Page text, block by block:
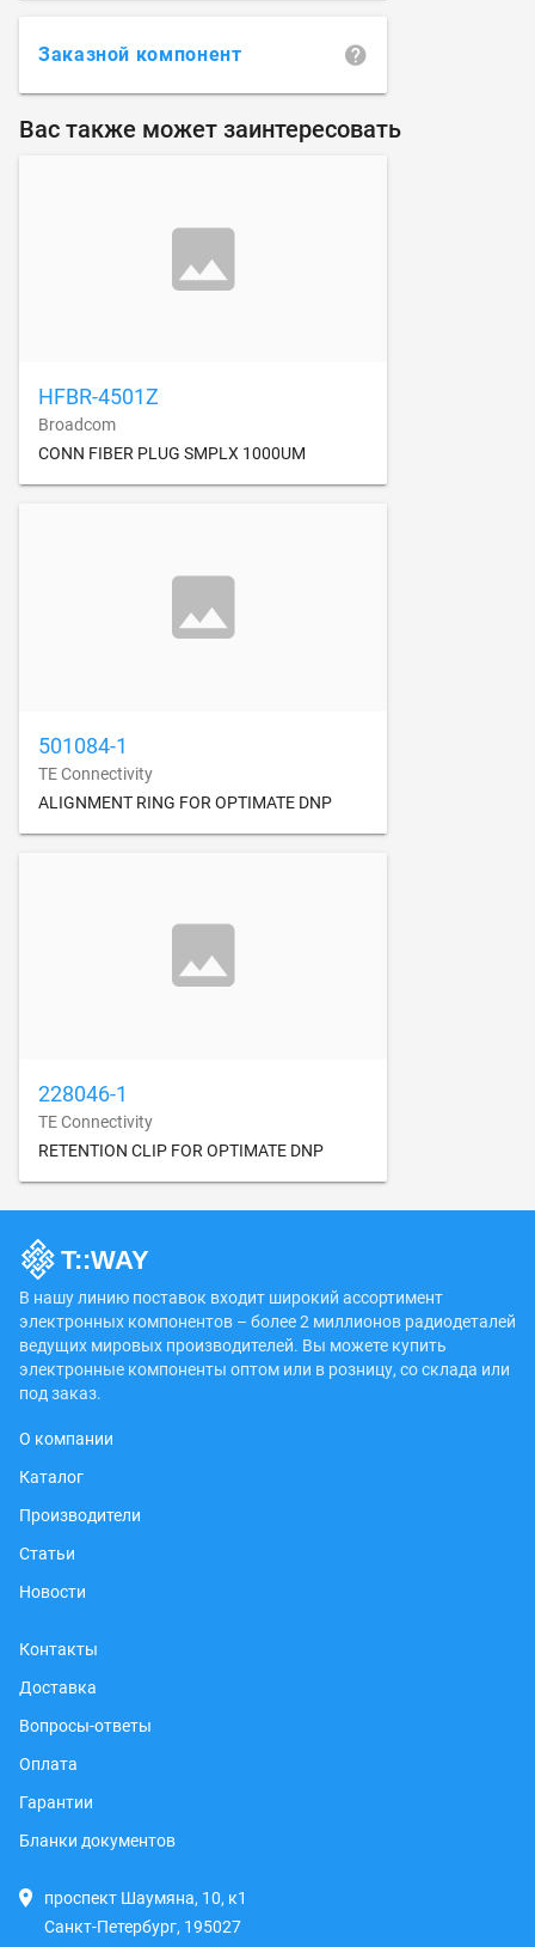
Заказной компонент
Вас также может заинтересовать
HFBR-4501Z
Broadcom
CONN FIBER PLUG SMPLX 1000UM
501084-1
TE Connectivity
ALIGNMENT RING FOR OPTIMATE DNP
228046-1
TE Connectivity
RETENTION CLIP FOR OPTIMATE DNP
В нашу линию поставок входит широкий ассортимент
электронных компонентов – более 2 миллионов радиодеталей
ведущих мировых производителей. Вы можете купить
электронные компоненты оптом или в розницу, со склада или
под заказ.
О компании
Каталог
Производители
Статьи
Новости
Контакты
Доставка
Вопросы-ответы
Оплата
Гарантии
Бланки документов
проспект Шаумяна, 10, к1
Санкт-Петербург, 195027